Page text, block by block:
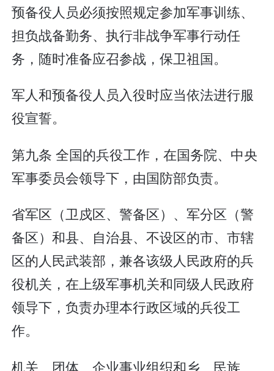
预备役人员必须按照规定参加军事训练、
担负战备勤务、执行非战争军事行动任
务，随时准备应召参战，保卫祖国。
军人和预备役人员入役时应当依法进行服
役宣誓。
第九条 全国的兵役工作，在国务院、中央
军事委员会领导下，由国防部负责。
省军区（卫戍区、警备区）、军分区（警
备区）和县、自治县、不设区的市、市辖
区的人民武装部，兼各该级人民政府的兵
役机关，在上级军事机关和同级人民政府
领导下，负责办理本行政区域的兵役工
作。
机关、团体、企业事业组织和乡、民族